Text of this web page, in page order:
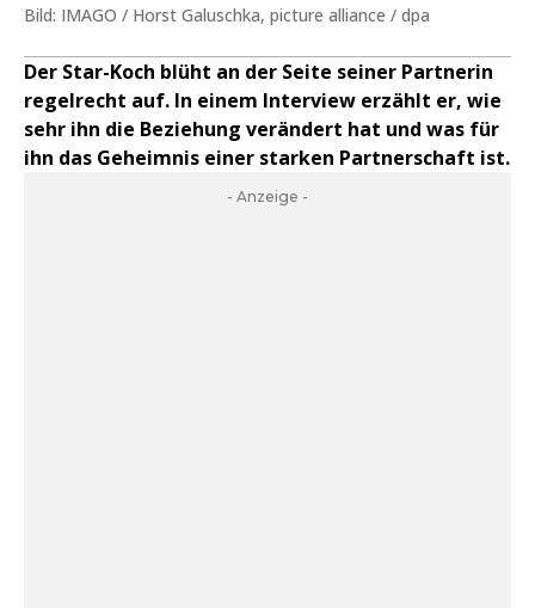
Bild: IMAGO / Horst Galuschka, picture alliance / dpa
Der Star-Koch blüht an der Seite seiner Partnerin
regelrecht auf. In einem Interview erzählt er, wie
sehr ihn die Beziehung verändert hat und was für
ihn das Geheimnis einer starken Partnerschaft ist.
- Anzeige -